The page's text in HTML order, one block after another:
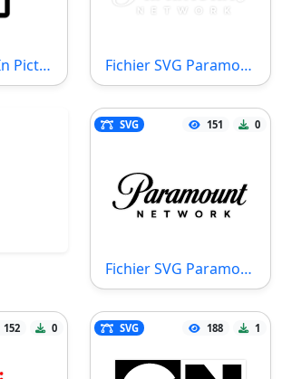
Icône Picture In Picture Small Fichier SVG Paramount Network White Logo
SVG 151 0
Fichier SVG Paramount Network
152 0 SVG 188 1